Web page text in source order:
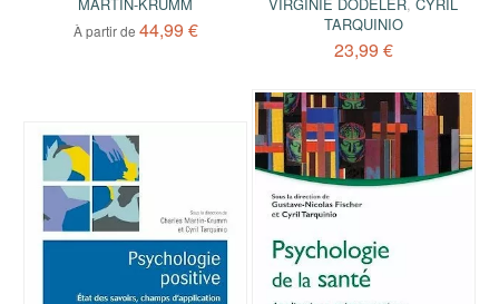
MARTIN-KRUMM
À partir de 44,99 €
VIRGINIE DODELER,CYRIL
TARQUINIO
23,99 €